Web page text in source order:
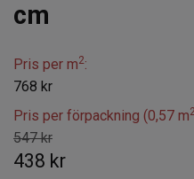
cm
Pris per m2:
768 kr
Pris per förpackning (0,57 m
547 kr
438 kr